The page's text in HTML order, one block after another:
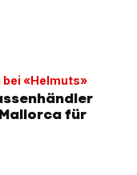
bei «Helmuts»
für